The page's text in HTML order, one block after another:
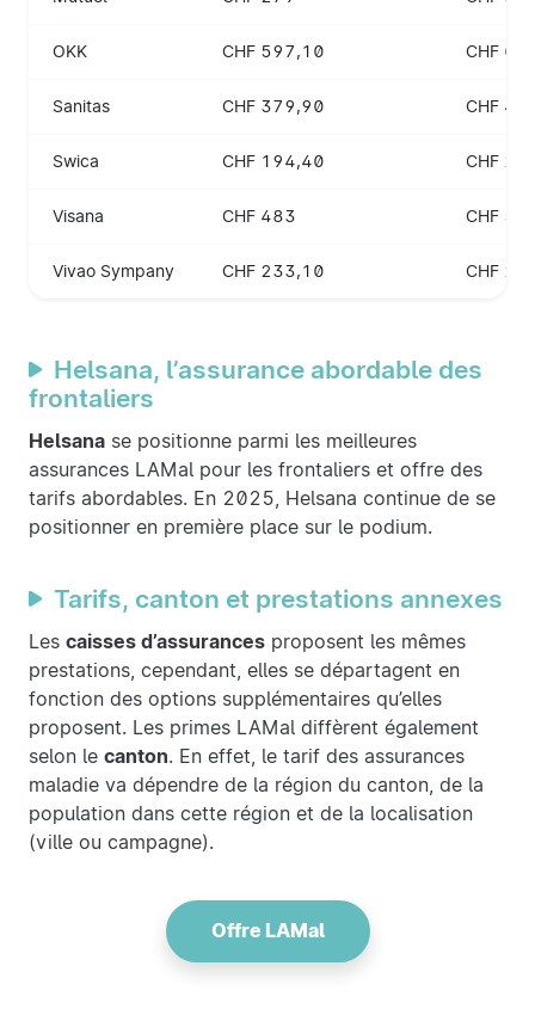
OKK CHF 597,10 CHF
Sanitas CHF 379,90 CHF
Swica CHF 194,40 CHF
Visana CHF 483 CHF
Vivao Sympany CHF 233,10 CHF
Helsana, l’assurance abordable des
frontaliers
Helsana se positionne parmi les meilleures
assurances LAMal pour les frontaliers et offre des
tarifs abordables. En 2025, Helsana continue de se
positionner en première place sur le podium.
Tarifs, canton et prestations annexes
Les caisses d’assurances proposent les mêmes
prestations, cependant, elles se départagent en
fonction des options supplémentaires qu’elles
proposent. Les primes LAMal diffèrent également
selon le canton. En effet, le tarif des assurances
maladie va dépendre de la région du canton, de la
population dans cette région et de la localisation
(ville ou campagne).
Offre LAMal